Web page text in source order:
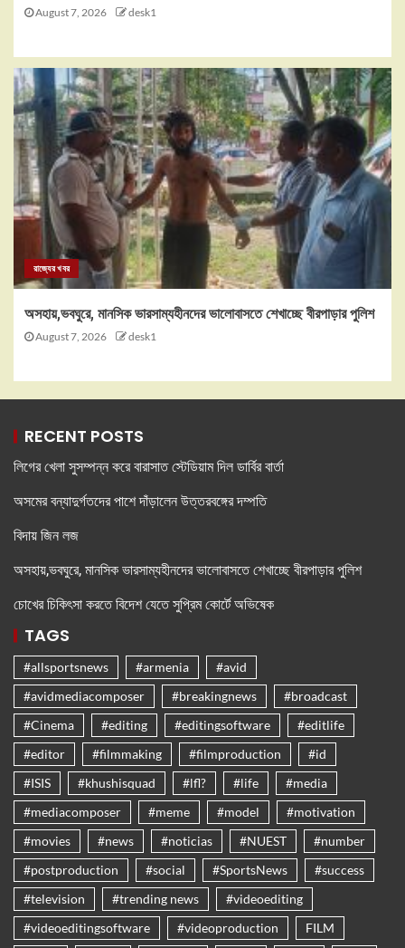
August 7, 2026 desk1
রাজ্যের খবর
অসহায়,ভবঘুরে, মানসিক ভারসাম্যহীনদের ভালোবাসতে শেখাচ্ছে বীরপাড়ার পুলিশ
August 7, 2026 desk1
RECENT POSTS
লিগের খেলা সুসম্পন্ন করে বারাসাত স্টেডিয়াম দিল ডার্বির বার্তা
অসমের বন্যাদুর্গতদের পাশে দাঁড়ালেন উত্তরবঙ্গের দম্পতি
বিদায় জিন লজ
অসহায়,ভবঘুরে, মানসিক ভারসাম্যহীনদের ভালোবাসতে শেখাচ্ছে বীরপাড়ার পুলিশ
চোখের চিকিৎসা করতে বিদেশ যেতে সুপ্রিম কোর্টে অভিষেক
TAGS
#allsportsnews #armenia
#avid
#avidmediacomposer
#breakingnews
#broadcast
#Cinema
#editing #editingsoftware
#editlife
#editor
#filmmaking #filmproduction
#id
#ISIS
#khushisquad #lfl? #life
#media
#mediacomposer
#meme #model
#motivation
#movies
#news #noticias #NUEST
#number
#postproduction
#social #SportsNews
#success
#television
#trending news
#videoediting
#videoeditingsoftware
#videoproduction
FILM